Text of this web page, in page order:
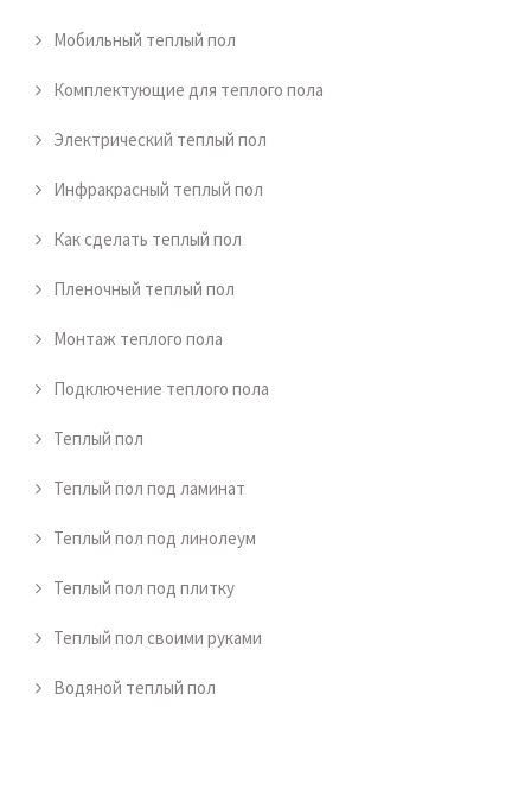
Мобильный теплый пол
Комплектующие для теплого пола
Электрический теплый пол
Инфракрасный теплый пол
Как сделать теплый пол
Пленочный теплый пол
Монтаж теплого пола
Подключение теплого пола
Теплый пол
Теплый пол под ламинат
Теплый пол под линолеум
Теплый пол под плитку
Теплый пол своими руками
Водяной теплый пол